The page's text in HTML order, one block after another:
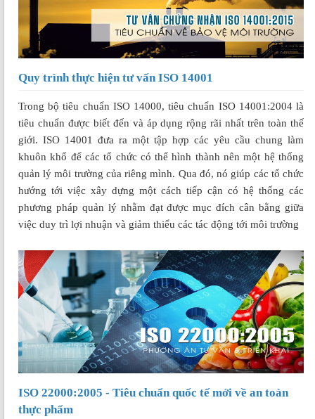
Quy trình thực hiện tư vấn ISO 14001
Trong bộ tiêu chuẩn ISO 14000, tiêu chuẩn ISO 14001:2004 là
tiêu chuẩn được biết đến và áp dụng rộng rãi nhất trên toàn thế
giới. ISO 14001 đưa ra một tập hợp các yêu cầu chung làm
khuôn khổ để các tổ chức có thể hình thành nên một hệ thống
quản lý môi trường của riêng mình. Qua đó, nó giúp các tổ chức
hướng tới việc xây dựng một cách tiếp cận có hệ thống các
phương pháp quản lý nhằm đạt được mục đích cân bằng giữa
việc duy trì lợi nhuận và giảm thiểu các tác động tới môi trường
ISO 22000:2005 - Tiêu chuẩn quốc tế mới về an toàn
thực phẩm